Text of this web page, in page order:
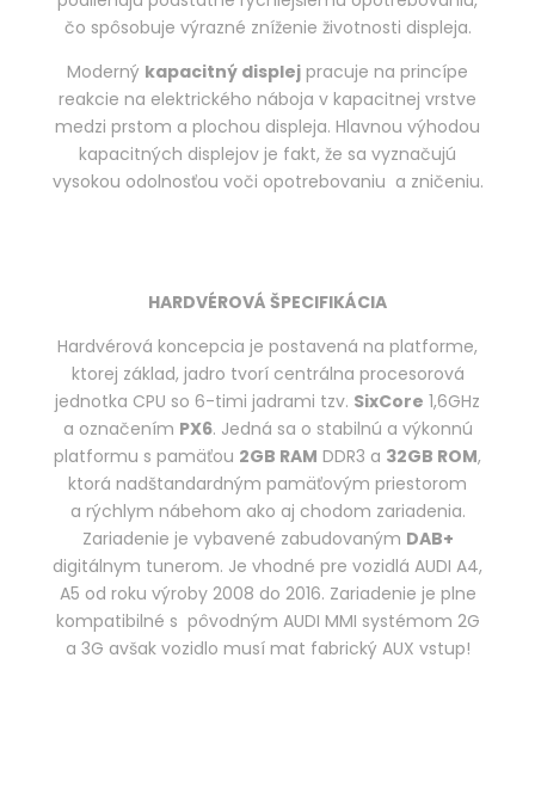
čo spôsobuje výrazné zníženie životnosti displeja.
Moderný kapacitný displej pracuje na princípe
reakcie na elektrického náboja v kapacitnej vrstve
medzi prstom a plochou displeja. Hlavnou výhodou
kapacitných displejov je fakt, že sa vyznačujú
vysokou odolnosťou voči opotrebovaniu a zničeniu.
HARDVÉROVÁ ŠPECIFIKÁCIA
Hardvérová koncepcia je postavená na platforme,
ktorej základ, jadro tvorí centrálna procesorová
jednotka CPU so 6-timi jadrami tzv. SixCore 1,6GHz
a označením PX6. Jedná sa o stabilnú a výkonnú
platformu s pamäťou 2GB RAM DDR3 a 32GB ROM,
ktorá nadštandardným pamäťovým priestorom
a rýchlym nábehom ako aj chodom zariadenia.
Zariadenie je vybavené zabudovaným DAB+
digitálnym tunerom. Je vhodné pre vozidlá AUDI A4,
A5 od roku výroby 2008 do 2016. Zariadenie je plne
kompatibilné s pôvodným AUDI MMI systémom 2G
a 3G avšak vozidlo musí mat fabrický AUX vstup!